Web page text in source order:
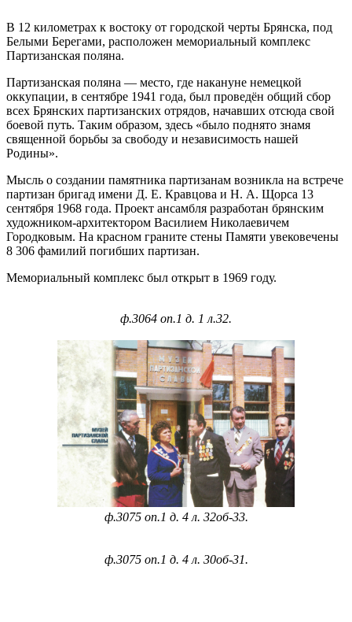
В 12 километрах к востоку от городской черты Брянска, под
Белыми Берегами, расположен мемориальный комплекс
Партизанская поляна.
Партизанская поляна — место, где накануне немецкой
оккупации, в сентябре 1941 года, был проведён общий сбор
всех Брянских партизанских отрядов, начавших отсюда свой
боевой путь. Таким образом, здесь «было поднято знамя
священной борьбы за свободу и независимость нашей
Родины».
Мысль о создании памятника партизанам возникла на встрече
партизан бригад имени Д. Е. Кравцова и Н. А. Щорса 13
сентября 1968 года. Проект ансамбля разработан брянским
художником-архитектором Василием Николаевичем
Городковым. На красном граните стены Памяти увековечены
8 306 фамилий погибших партизан.
Мемориальный комплекс был открыт в 1969 году.
ф.3064 оп.1 д. 1 л.32.
ф.3075 оп.1 д. 4 л. 32об-33.
ф.3075 оп.1 д. 4 л. 30об-31.